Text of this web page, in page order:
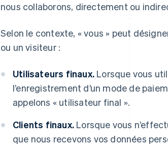
nous collaborons, directement ou
Selon le contexte, « vous » peut
ou un visiteur :
Utilisateurs finaux. Lorsque vous
l’enregistrement d’un mode de
appelons « utilisateur final ».
Clients finaux. Lorsque vous
que nous recevons vos données